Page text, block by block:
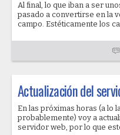
Al final, lo que iban a ser
pasado a convertirse en la
campo. Estéticamente los
Actualización del
En las próximas horas (a lo
probablemente) voy a
servidor web, por lo que